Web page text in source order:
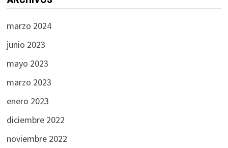
marzo 2024
junio 2023
mayo 2023
marzo 2023
enero 2023
diciembre 2022
noviembre 2022